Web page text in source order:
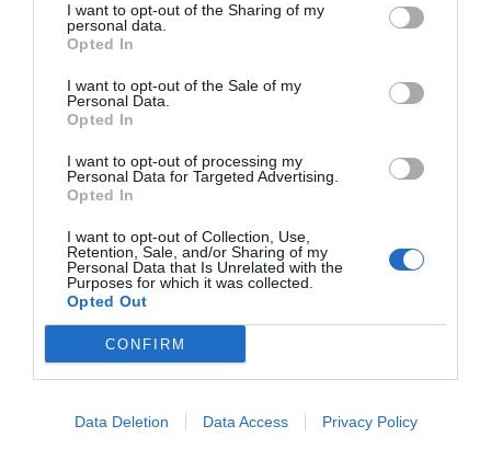
I want to opt-out of the Sharing of my
personal data.
Opted In
I want to opt-out of the Sale of my
Personal Data.
Opted In
I want to opt-out of processing my
Personal Data for Targeted Advertising.
Opted In
I want to opt-out of Collection, Use,
Retention, Sale, and/or Sharing of my
Personal Data that Is Unrelated with the
Purposes for which it was collected.
Opted Out
CONFIRM
Data Deletion Data Access Privacy Policy
2Playbook Club
¡Haz click aquí y accede sin límites a contenidos
y eventos para Socios!​​​​​​​